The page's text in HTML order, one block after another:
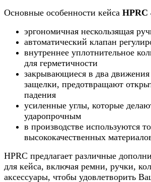
Основные особенности кейса HPRC
эргономичная нескользящая
автоматический клапан
внутреннее уплотнительное
для герметичности
закрывающиеся в два
защелки, предотвращают
падения
усиленные углы, которые
ударопрочным
в производстве используются
высококачественных
HPRC предлагает различные
для кейса, включая ремни, ручки,
аксессуары, чтобы удовлетворить